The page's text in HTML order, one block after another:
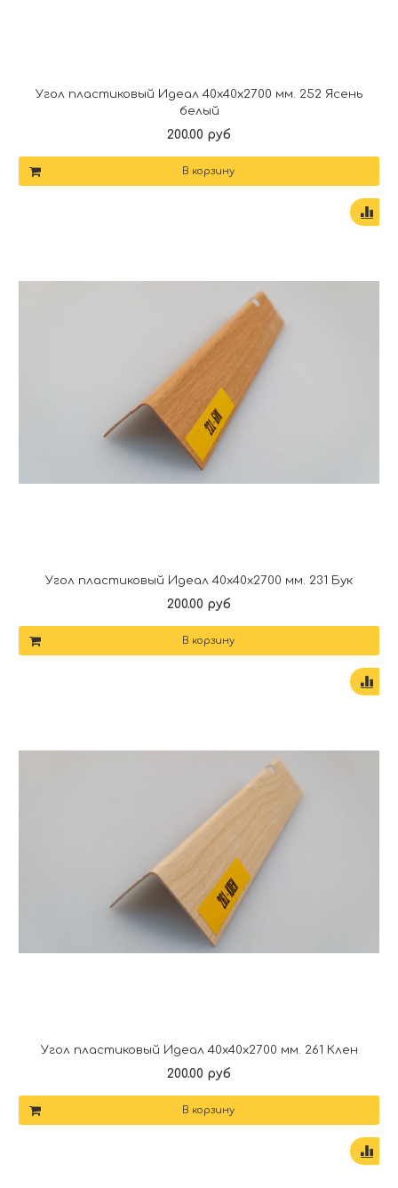
Угол пластиковый Идеал 40х40х2700 мм. 252 Ясень
белый
200.00 руб
В корзину
Угол пластиковый Идеал 40х40х2700 мм. 231 Бук
200.00 руб
В корзину
Угол пластиковый Идеал 40х40х2700 мм. 261 Клен
200.00 руб
В корзину